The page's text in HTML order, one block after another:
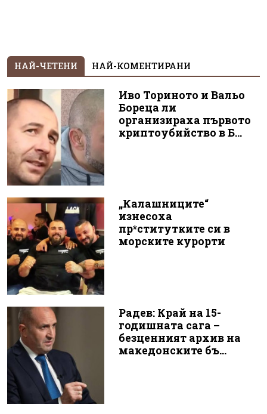
НАЙ-ЧЕТЕНИ НАЙ-КОМЕНТИРАНИ
Иво Ториното и Вальо
Бореца ли
организираха първото
криптоубийство в Б...
„Калашниците“
изнесоха
пр*ститутките си в
морските курорти
Радев: Край на 15-
годишната сага –
безценният архив на
македонските бъ...